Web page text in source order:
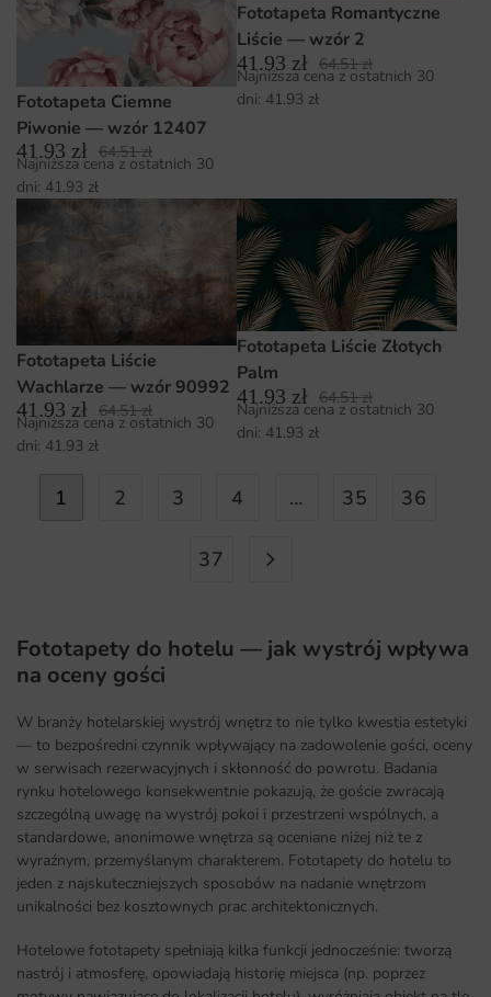
Fototapeta Ciemne
Piwonie — wzór 12407
41.93 zł 64.51zł
Najniższa cena z ostatnich 30
dni: 41.93 zł
Fototapeta Romantyczne
Liście — wzór 2
41.93 zł 64.51zł
Najniższa cena z ostatnich 30
dni: 41.93 zł
Fototapeta Liście
Wachlarze — wzór 90992
41.93 zł 64.51zł
Najniższa cena z ostatnich 30
dni: 41.93 zł
Fototapeta Liście Złotych
Palm
41.93 zł 64.51zł
Najniższa cena z ostatnich 30
dni: 41.93 zł
1 2 3 4 … 35 36
37
Fototapety do hotelu — jak wystrój wpływa
na oceny gości
W branży hotelarskiej wystrój wnętrz to nie tylko kwestia estetyki
— to bezpośredni czynnik wpływający na zadowolenie gości, oceny
w serwisach rezerwacyjnych i skłonność do powrotu. Badania
rynku hotelowego konsekwentnie pokazują, że goście zwracają
szczególną uwagę na wystrój pokoi i przestrzeni wspólnych, a
standardowe, anonimowe wnętrza są oceniane niżej niż te z
wyraźnym, przemyślanym charakterem. Fototapety do hotelu to
jeden z najskuteczniejszych sposobów na nadanie wnętrzom
unikalności bez kosztownych prac architektonicznych.
Hotelowe fototapety spełniają kilka funkcji jednocześnie: tworzą
nastrój i atmosferę, opowiadają historię miejsca (np. poprzez